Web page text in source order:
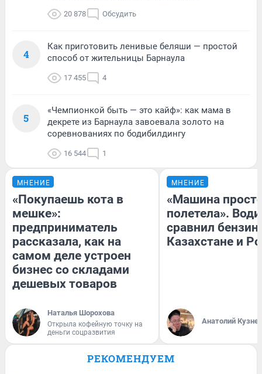
20 878 Обсудить
4
Как приготовить ленивые беляши — простой
способ от жительницы Барнаула
17 455 4
5
«Чемпионкой быть — это кайф»: как мама в
декрете из Барнаула завоевала золото на
соревнованиях по бодибилдингу
16 544 1
МНЕНИЕ
«Покупаешь кота в
мешке»:
предприниматель
рассказала, как на
самом деле устроен
бизнес со складами
дешевых товаров
Наталья Шорохова
Открыла кофейную точку на
деньги соцразвития
МНЕНИЕ
«Машина
полетела».
сравнил бензин
Казахстане и
Анатолий
РЕКОМЕНДУЕМ